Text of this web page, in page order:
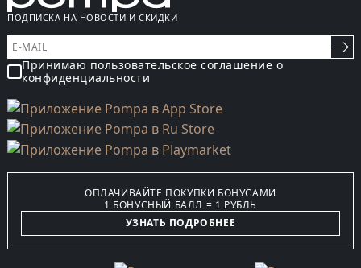
ПОДПИСКА НА НОВОСТИ И СКИДКИ
Принимаю пользовательское соглашение о
конфиденциальности
ОПЛАЧИВАЙТЕ ПОКУПКИ БОНУСАМИ
1 БОНУСНЫЙ БАЛЛ = 1 РУБЛЬ
УЗНАТЬ ПОДРОБНЕЕ